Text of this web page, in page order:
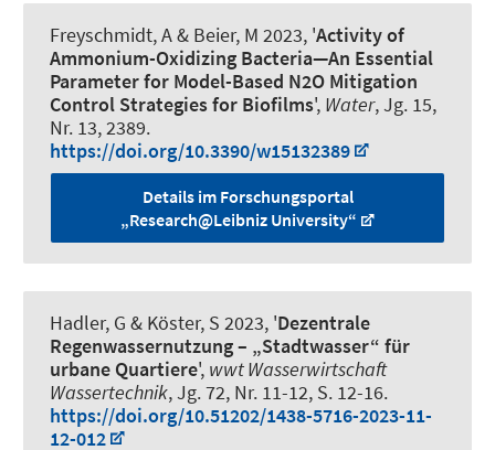
Freyschmidt, A& Beier, M 2023, 'Activity of
Ammonium-Oxidizing Bacteria—An Essential
Parameter for Model-Based N2O Mitigation
Control Strategies for Biofilms', Water, Jg. 15,
Nr. 13, 2389.
https://doi.org/10.3390/w15132389
Details im Forschungsportal
„Research@Leibniz University“
Hadler, G & Köster, S 2023, 'Dezentrale
Regenwassernutzung – „Stadtwasser“ für
urbane Quartiere', wwt Wasserwirtschaft
Wassertechnik, Jg. 72, Nr. 11-12, S. 12-16.
https://doi.org/10.51202/1438-5716-2023-11-
12-012